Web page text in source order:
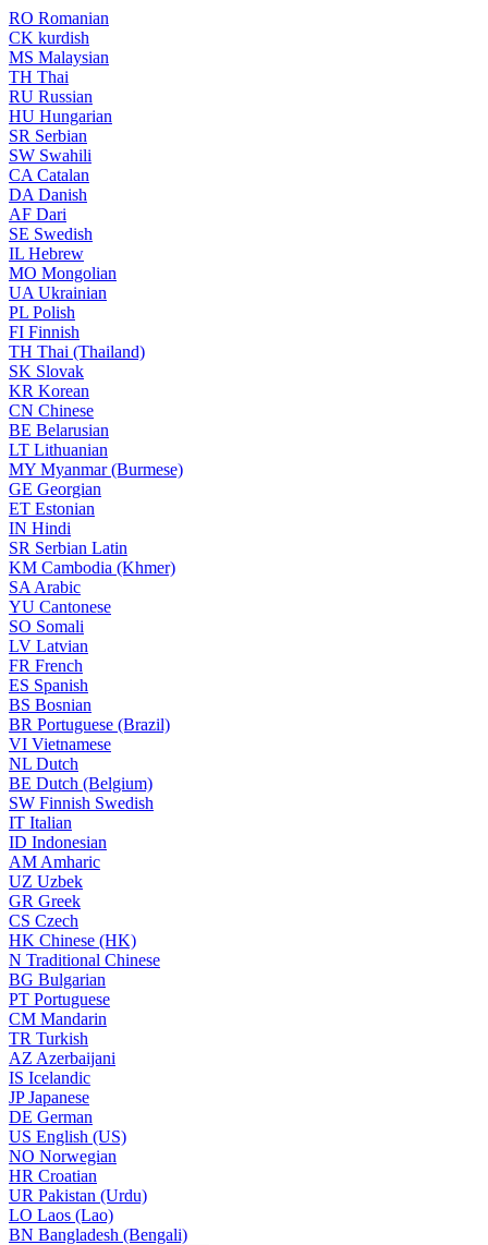
RO Romanian
CK kurdish
MS Malaysian
TH Thai
RU Russian
HU Hungarian
SR Serbian
SW Swahili
CA Catalan
DA Danish
AF Dari
SE Swedish
IL Hebrew
MO Mongolian
UA Ukrainian
PL Polish
FI Finnish
TH Thai (Thailand)
SK Slovak
KR Korean
CN Chinese
BE Belarusian
LT Lithuanian
MY Myanmar (Burmese)
GE Georgian
ET Estonian
IN Hindi
SR Serbian Latin
KM Cambodia (Khmer)
SA Arabic
YU Cantonese
SO Somali
LV Latvian
FR French
ES Spanish
BS Bosnian
BR Portuguese (Brazil)
VI Vietnamese
NL Dutch
BE Dutch (Belgium)
SW Finnish Swedish
IT Italian
ID Indonesian
AM Amharic
UZ Uzbek
GR Greek
CS Czech
HK Chinese (HK)
N Traditional Chinese
BG Bulgarian
PT Portuguese
CM Mandarin
TR Turkish
AZ Azerbaijani
IS Icelandic
JPJapanese
DE German
US English (US)
NO Norwegian
HR Croatian
UR Pakistan (Urdu)
LO Laos (Lao)
BN Bangladesh (Bengali)